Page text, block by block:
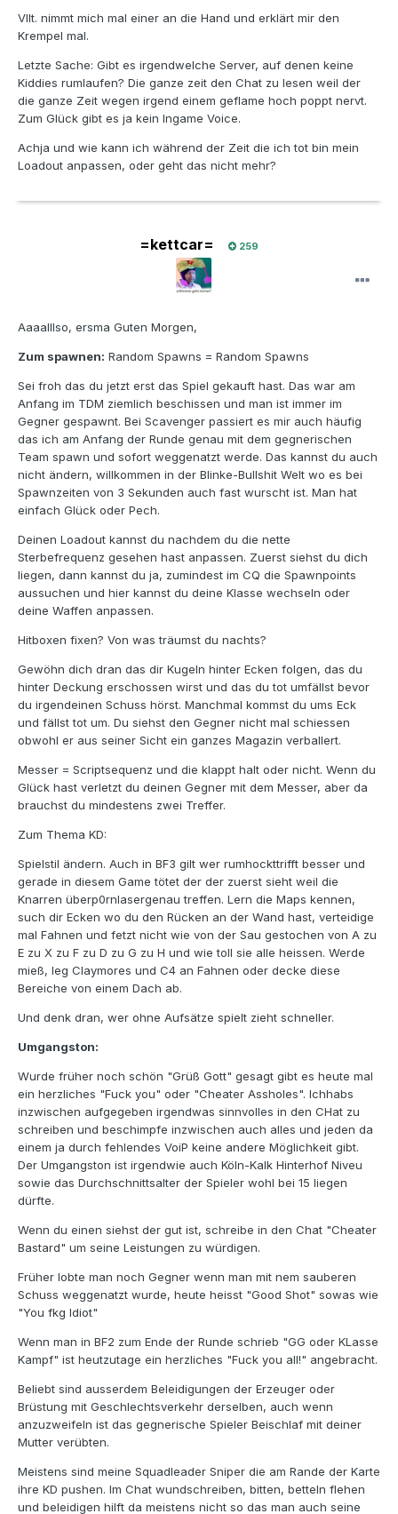
Vllt. nimmt mich mal einer an die Hand und erklärt mir den
Krempel mal.
Letzte Sache: Gibt es irgendwelche Server, auf denen keine
Kiddies rumlaufen? Die ganze zeit den Chat zu lesen weil der
die ganze Zeit wegen irgend einem geflame hoch poppt nervt.
Zum Glück gibt es ja kein Ingame Voice.
Achja und wie kann ich während der Zeit die ich tot bin mein
Loadout anpassen, oder geht das nicht mehr?
=kettcar= 259
Aaaalllso, ersma Guten Morgen,
Zum spawnen: Random Spawns = Random Spawns
Sei froh das du jetzt erst das Spiel gekauft hast. Das war am
Anfang im TDM ziemlich beschissen und man ist immer im
Gegner gespawnt. Bei Scavenger passiert es mir auch häufig
das ich am Anfang der Runde genau mit dem gegnerischen
Team spawn und sofort weggenatzt werde. Das kannst du auch
nicht ändern, willkommen in der Blinke-Bullshit Welt wo es bei
Spawnzeiten von 3 Sekunden auch fast wurscht ist. Man hat
einfach Glück oder Pech.
Deinen Loadout kannst du nachdem du die nette
Sterbefrequenz gesehen hast anpassen. Zuerst siehst du dich
liegen, dann kannst du ja, zumindest im CQ die Spawnpoints
aussuchen und hier kannst du deine Klasse wechseln oder
deine Waffen anpassen.
Hitboxen fixen? Von was träumst du nachts?
Gewöhn dich dran das dir Kugeln hinter Ecken folgen, das du
hinter Deckung erschossen wirst und das du tot umfällst bevor
du irgendeinen Schuss hörst. Manchmal kommst du ums Eck
und fällst tot um. Du siehst den Gegner nicht mal schiessen
obwohl er aus seiner Sicht ein ganzes Magazin verballert.
Messer = Scriptsequenz und die klappt halt oder nicht. Wenn du
Glück hast verletzt du deinen Gegner mit dem Messer, aber da
brauchst du mindestens zwei Treffer.
Zum Thema KD:
Spielstil ändern. Auch in BF3 gilt wer rumhockttrifft besser und
gerade in diesem Game tötet der der zuerst sieht weil die
Knarren überp0rnlasergenau treffen. Lern die Maps kennen,
such dir Ecken wo du den Rücken an der Wand hast, verteidige
mal Fahnen und fetzt nicht wie von der Sau gestochen von A zu
E zu X zu F zu D zu G zu H und wie toll sie alle heissen. Werde
mieß, leg Claymores und C4 an Fahnen oder decke diese
Bereiche von einem Dach ab.
Und denk dran, wer ohne Aufsätze spielt zieht schneller.
Umgangston:
Wurde früher noch schön "Grüß Gott" gesagt gibt es heute mal
ein herzliches "Fuck you" oder "Cheater Assholes". Ichhabs
inzwischen aufgegeben irgendwas sinnvolles in den CHat zu
schreiben und beschimpfe inzwischen auch alles und jeden da
einem ja durch fehlendes VoiP keine andere Möglichkeit gibt.
Der Umgangston ist irgendwie auch Köln-Kalk Hinterhof Niveu
sowie das Durchschnittsalter der Spieler wohl bei 15 liegen
dürfte.
Wenn du einen siehst der gut ist, schreibe in den Chat "Cheater
Bastard" um seine Leistungen zu würdigen.
Früher lobte man noch Gegner wenn man mit nem sauberen
Schuss weggenatzt wurde, heute heisst "Good Shot" sowas wie
"You fkg Idiot"
Wenn man in BF2 zum Ende der Runde schrieb "GG oder KLasse
Kampf" ist heutzutage ein herzliches "Fuck you all!" angebracht.
Beliebt sind ausserdem Beleidigungen der Erzeuger oder
Brüstung mit Geschlechtsverkehr derselben, auch wenn
anzuzweifeln ist das gegnerische Spieler Beischlaf mit deiner
Mutter verübten.
Meistens sind meine Squadleader Sniper die am Rande der Karte
ihre KD pushen. Im Chat wundschreiben, bitten, betteln flehen
und beleidigen hilft da meistens nicht so das man auch seine